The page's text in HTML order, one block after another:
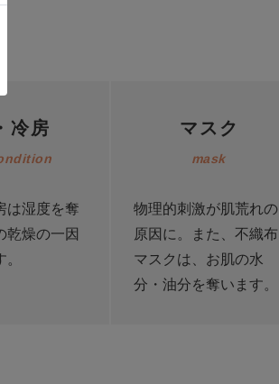
冷房
は湿度を奪
乾燥の一因
マスク
mask
物理的刺激が肌荒れの
原因に。また、不織布
マスクは、お肌の水
分・油分を奪います。